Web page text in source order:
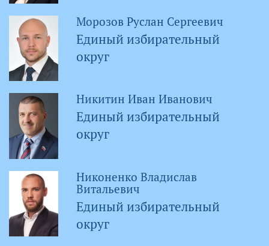
Морозов Руслан Сергеевич
Единый избирательный
округ
Никитин Иван Иванович
Единый избирательный
округ
Никоненко Владислав
Витальевич
Единый избирательный
округ